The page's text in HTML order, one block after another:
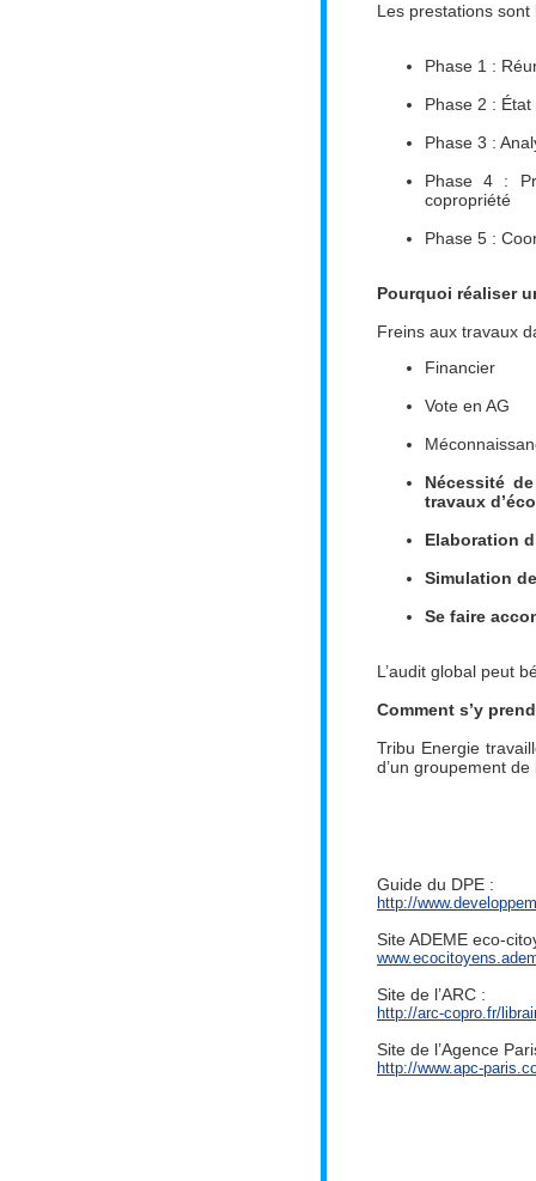
Les prestations sont
Phase 1 :
Phase 2 :
Phase 3 :
Phase 4 :
copropriété
Phase 5 :
Pourquoi réaliser
Freins aux travaux
Financier
Vote en AG
Nécessité
travaux
Elaboration
Simulation
Se faire
L’audit global peut
Comment s’y
Tribu Energie
d’un groupement
Guide du DPE :
http://
Site ADEME eco-
Site de l’ARC :
http://arc-copro.fr/
Site de l’Agence
http://www.apc-